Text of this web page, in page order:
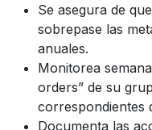
Se asegura de
sobrepase las
anuales.
Monitorea
orders” de su
correspondientes
Documenta las